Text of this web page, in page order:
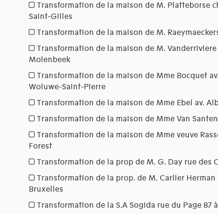
Transformation de la maison de M. Platteborse
Saint-Gilles
Transformation de la maison de M.
Transformation de la maison de M.
Molenbeek
Transformation de la maison de Mme Bocquet
Woluwe-Saint-Pierre
Transformation de la maison de Mme Ebel av.
Transformation de la maison de Mme Van
Transformation de la maison de Mme veuve
Forest
Transformation de la prop de M. G. Day rue des
Transformation de la prop. de M. Carlier Herman
Bruxelles
Transformation de la S.A Sogida rue du Page 87